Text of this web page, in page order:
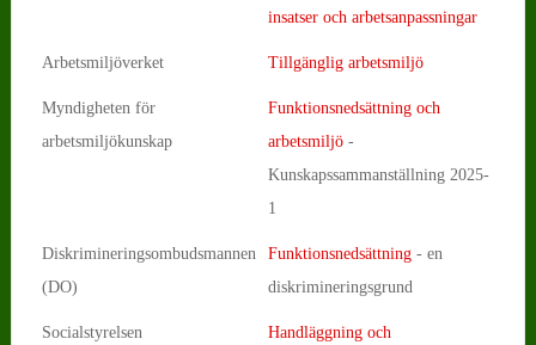
insatser och arbetsanpassningar
Arbetsmiljöverket Tillgänglig arbetsmiljö
Myndigheten för
arbetsmiljökunskap
Funktionsnedsättning och
arbetsmiljö-
Kunskapssammanställning 2025-
1
Diskrimineringsombudsmannen
(DO)
Funktionsnedsättning- en
diskrimineringsgrund
Socialstyrelsen
Handläggning och